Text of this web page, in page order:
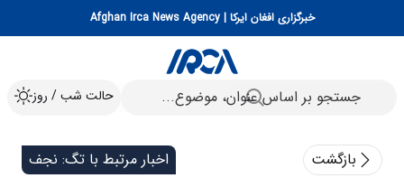
خبرگزاری افغان ایرکا | Afghan Irca News Agency
حالت شب / روز
بازگشت اخبار مرتبط با تگ: نجف